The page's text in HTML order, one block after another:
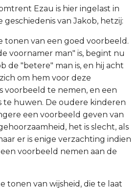
Ezau is hier ingelast in
geschiedenis van Jakob, hetzij:
tonen van een goed voorbeeld.
voornamer man" is, begint nu
de "betere" man is, en hij acht
om hem voor deze
voorbeeld te nemen, en een
te huwen. De oudere kinderen
een voorbeeld geven van
het is slecht, als
er is enige verzachting indien
een voorbeeld nemen aan de
tonen van wijsheid, die te laat